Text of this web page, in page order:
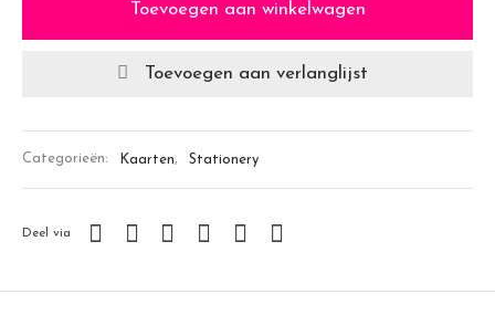
Toevoegen aan winkelwagen
Toevoegen aan verlanglijst
Categorieën: Kaarten, Stationery
Deel via